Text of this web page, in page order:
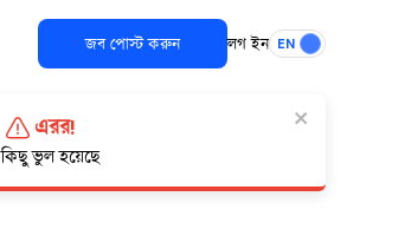
জব পোস্ট করুন লগ ইন EN
এরর!
কিছু ভুল হয়েছে